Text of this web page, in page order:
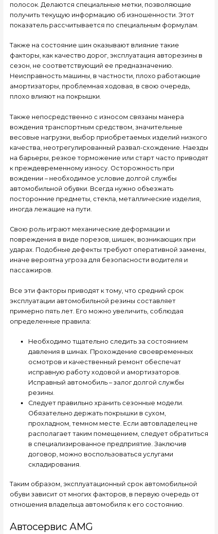
полосок. Делаются специальные метки, позволяющие
получить текущую информацию об изношенности. Этот
показатель рассчитывается по специальным формулам.
Также на состояние шин оказывают влияние такие
факторы, как качество дорог, эксплуатация авторезины в
сезон, не соответствующий ее предназначению.
Неисправность машины, в частности, плохо работающие
амортизаторы, проблемная ходовая, в свою очередь,
плохо влияют на покрышки.
Также непосредственно с износом связаны манера
вождения транспортным средством, значительные
весовые нагрузки, выбор приобретаемых изделий низкого
качества, неотрегулированный развал-схождение. Наезды
на барьеры, резкое торможение или старт часто приводят
к преждевременному износу. Осторожность при
вождении – необходимое условие долгой службы
автомобильной обувки. Всегда нужно объезжать
посторонние предметы, стекла, металлические изделия,
иногда лежащие на пути.
Свою роль играют механические деформации и
повреждения в виде порезов, шишек, возникающих при
ударах. Подобные дефекты требуют оперативной замены,
иначе вероятна угроза для безопасности водителя и
пассажиров.
Все эти факторы приводят к тому, что средний срок
эксплуатации автомобильной резины составляет
примерно пять лет. Его можно увеличить, соблюдая
определенные правила:
Необходимо тщательно следить за состоянием
давления в шинах. Прохождение своевременных
осмотров и качественный ремонт обеспечат
исправную работу ходовой и амортизаторов.
Исправный автомобиль – залог долгой службы
резины.
Следует правильно хранить сезонные модели.
Обязательно держать покрышки в сухом,
прохладном, темном месте. Если автовладелец не
располагает таким помещением, следует обратиться
в специализированное предприятие. Заключив
договор, можно воспользоваться услугами
складирования.
Таким образом, эксплуатационный срок автомобильной
обуви зависит от многих факторов, в первую очередь от
отношения владельца автомобиля к его состоянию.
Автосервис AMG